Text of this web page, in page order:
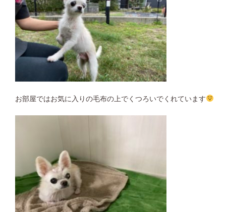
お部屋ではお気に入りの毛布の上でくつろいでくれています